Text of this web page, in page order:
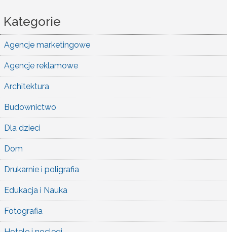
Kategorie
Agencje marketingowe
Agencje reklamowe
Architektura
Budownictwo
Dla dzieci
Dom
Drukarnie i poligrafia
Edukacja i Nauka
Fotografia